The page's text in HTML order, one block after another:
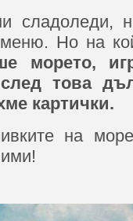
сладоледи,
меню. Но на
морето,
това
картички.
на